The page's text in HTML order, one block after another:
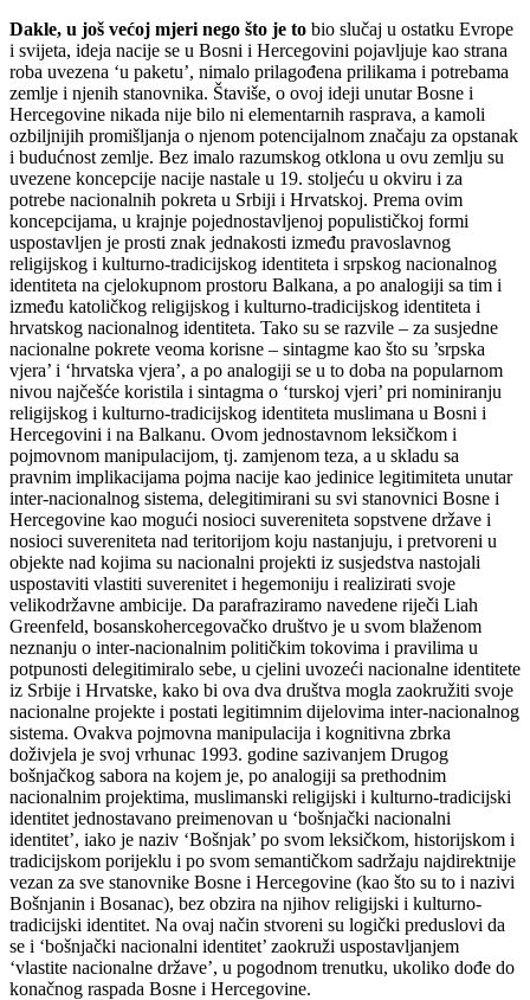
Dakle, u još većoj mjeri nego što je to bio slučaj u ostatku Evrope
i svijeta, ideja nacije se u Bosni i Hercegovini pojavljuje kao strana
roba uvezena ‘u paketu’, nimalo prilagođena prilikama i potrebama
zemlje i njenih stanovnika. Štaviše, o ovoj ideji unutar Bosne i
Hercegovine nikada nije bilo ni elementarnih rasprava, a kamoli
ozbiljnijih promišljanja o njenom potencijalnom značaju za opstanak
i budućnost zemlje. Bez imalo razumskog otklona u ovu zemlju su
uvezene koncepcije nacije nastale u 19. stoljeću u okviru i za
potrebe nacionalnih pokreta u Srbiji i Hrvatskoj. Prema ovim
koncepcijama, u krajnje pojednostavljenoj populističkoj formi
uspostavljen je prosti znak jednakosti između pravoslavnog
religijskog i kulturno-tradicijskog identiteta i srpskog nacionalnog
identiteta na cjelokupnom prostoru Balkana, a po analogiji sa tim i
između katoličkog religijskog i kulturno-tradicijskog identiteta i
hrvatskog nacionalnog identiteta. Tako su se razvile – za susjedne
nacionalne pokrete veoma korisne – sintagme kao što su ’srpska
vjera’ i ‘hrvatska vjera’, a po analogiji se u to doba na popularnom
nivou najčešće koristila i sintagma o ‘turskoj vjeri’ pri nominiranju
religijskog i kulturno-tradicijskog identiteta muslimana u Bosni i
Hercegovini i na Balkanu. Ovom jednostavnom leksičkom i
pojmovnom manipulacijom, tj. zamjenom teza, a u skladu sa
pravnim implikacijama pojma nacije kao jedinice legitimiteta unutar
inter-nacionalnog sistema, delegitimirani su svi stanovnici Bosne i
Hercegovine kao mogući nosioci suvereniteta sopstvene države i
nosioci suvereniteta nad teritorijom koju nastanjuju, i pretvoreni u
objekte nad kojima su nacionalni projekti iz susjedstva nastojali
uspostaviti vlastiti suverenitet i hegemoniju i realizirati svoje
velikodržavne ambicije. Da parafraziramo navedene riječi Liah
Greenfeld, bosanskohercegovačko društvo je u svom blaženom
neznanju o inter-nacionalnim političkim tokovima i pravilima u
potpunosti delegitimiralo sebe, u cjelini uvozeći nacionalne identitete
iz Srbije i Hrvatske, kako bi ova dva društva mogla zaokružiti svoje
nacionalne projekte i postati legitimnim dijelovima inter-nacionalnog
sistema. Ovakva pojmovna manipulacija i kognitivna zbrka
doživjela je svoj vrhunac 1993. godine sazivanjem Drugog
bošnjačkog sabora na kojem je, po analogiji sa prethodnim
nacionalnim projektima, muslimanski religijski i kulturno-tradicijski
identitet jednostavano preimenovan u ‘bošnjački nacionalni
identitet’, iako je naziv ‘Bošnjak’ po svom leksičkom, historijskom i
tradicijskom porijeklu i po svom semantičkom sadržaju najdirektnije
vezan za sve stanovnike Bosne i Hercegovine (kao što su to i nazivi
Bošnjanin i Bosanac), bez obzira na njihov religijski i kulturno-
tradicijski identitet. Na ovaj način stvoreni su logički preduslovi da
se i ‘bošnjački nacionalni identitet’ zaokruži uspostavljanjem
‘vlastite nacionalne države’, u pogodnom trenutku, ukoliko dođe do
konačnog raspada Bosne i Hercegovine.